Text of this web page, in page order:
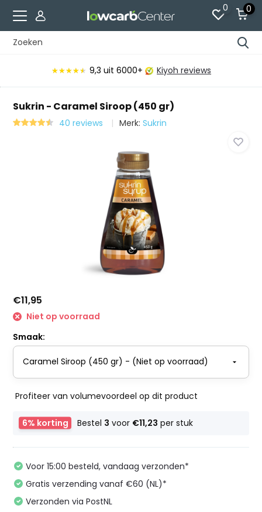
0 0
★★★★★
★★★★★ 9,3 uit 6000+ Kiyoh reviews
Sukrin - Caramel Siroop (450 gr)
40 reviews Merk:Sukrin
€11,95
Niet op voorraad
Smaak:
Profiteer van volumevoordeel op dit product
6% korting Bestel 3 voor €11,23 per stuk
Voor 15:00 besteld, vandaag verzonden*
Gratis verzending vanaf €60 (NL)*
Verzonden via PostNL